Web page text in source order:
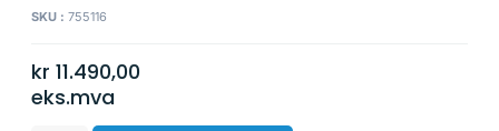
SKU : 755116
kr 11.490,00
eks.mva